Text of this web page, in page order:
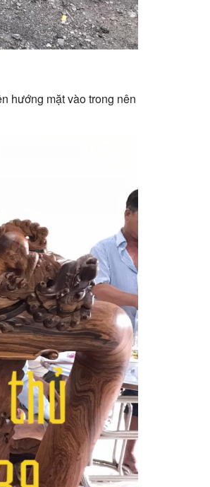
hướng mặt vào trong nên